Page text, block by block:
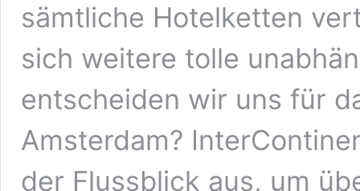
sämtliche Hotelketten
sich weitere tolle
entscheiden wir uns für
Amsterdam?
der Flussblick aus, um